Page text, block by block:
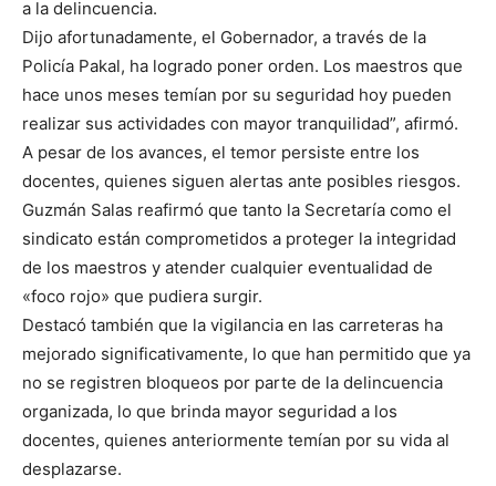
a la delincuencia.
Dijo afortunadamente, el Gobernador, a través de la
Policía Pakal, ha logrado poner orden. Los maestros que
hace unos meses temían por su seguridad hoy pueden
realizar sus actividades con mayor tranquilidad”, afirmó.
A pesar de los avances, el temor persiste entre los
docentes, quienes siguen alertas ante posibles riesgos.
Guzmán Salas reafirmó que tanto la Secretaría como el
sindicato están comprometidos a proteger la integridad
de los maestros y atender cualquier eventualidad de
«foco rojo» que pudiera surgir.
Destacó también que la vigilancia en las carreteras ha
mejorado significativamente, lo que han permitido que ya
no se registren bloqueos por parte de la delincuencia
organizada, lo que brinda mayor seguridad a los
docentes, quienes anteriormente temían por su vida al
desplazarse.